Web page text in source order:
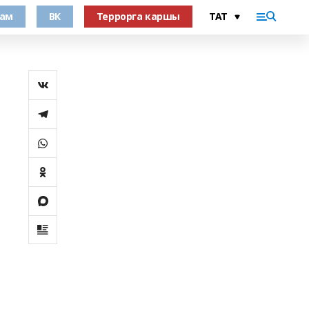
ВК Террорга каршы